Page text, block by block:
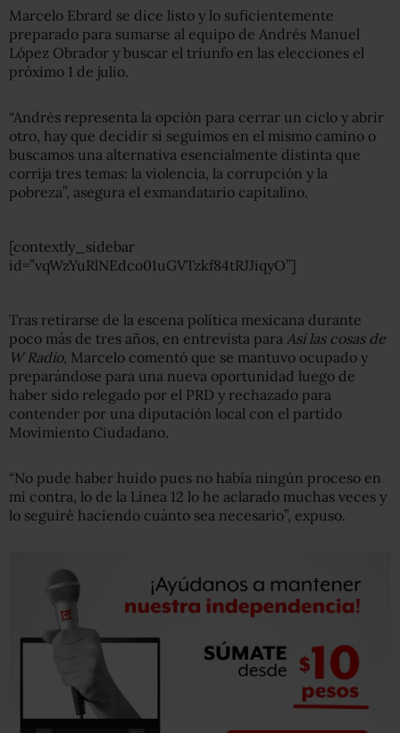
Marcelo Ebrard se dice listo y lo suficientemente
preparado para sumarse al equipo de Andrés Manuel
López Obrador y buscar el triunfo en las elecciones el
próximo 1 de julio.
“Andrés representa la opción para cerrar un ciclo y abrir
otro, hay que decidir si seguimos en el mismo camino o
buscamos una alternativa esencialmente distinta que
corrija tres temas: la violencia, la corrupción y la
pobreza”, asegura el exmandatario capitalino.
[contextly_sidebar
id=”vqWzYuRlNEdco01uGVTzkf84tRJJiqyO”]
Tras retirarse de la escena política mexicana durante
poco más de tres años, en entrevista para Así las cosas de
W Radio, Marcelo comentó que se mantuvo ocupado y
preparándose para una nueva oportunidad luego de
haber sido relegado por el PRD y rechazado para
contender por una diputación local con el partido
Movimiento Ciudadano.
“No pude haber huido pues no había ningún proceso en
mi contra, lo de la Línea 12 lo he aclarado muchas veces y
lo seguiré haciendo cuánto sea necesario”, expuso.